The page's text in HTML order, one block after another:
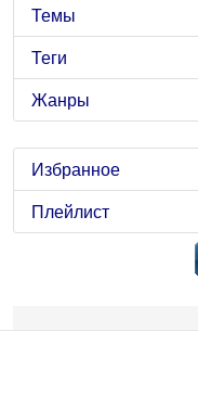
Темы
Теги
Жанры
Избранное
Плейлист